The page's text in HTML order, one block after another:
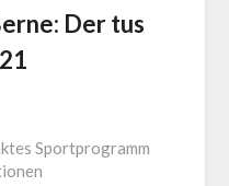
Der tus
Sportprogramm